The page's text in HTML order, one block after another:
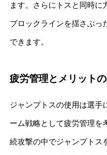
ます。さらにトスと同時に
ブロックラインを揺さぶっ
できます。
疲労管理とメリット
ジャンプトスの使用は選手
ーム戦略として疲労管理を
続攻撃の中でジャンプトス